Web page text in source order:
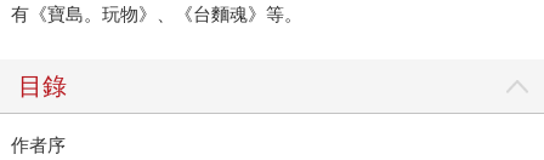
有《寶島。玩物》、《台麵魂》等。
目錄
作者序